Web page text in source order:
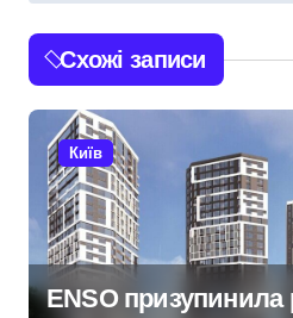
а
ц
і
я
з
а
Схожі записи
Київ
ENSO призупинила